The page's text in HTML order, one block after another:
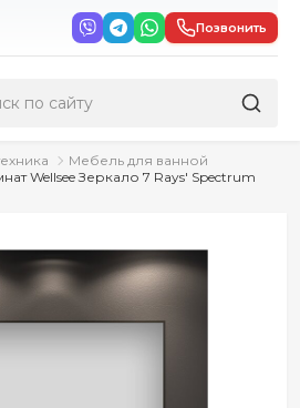
Позвонить
Мебель для ванной
Wellsee Зеркало 7 Rays' Spectrum